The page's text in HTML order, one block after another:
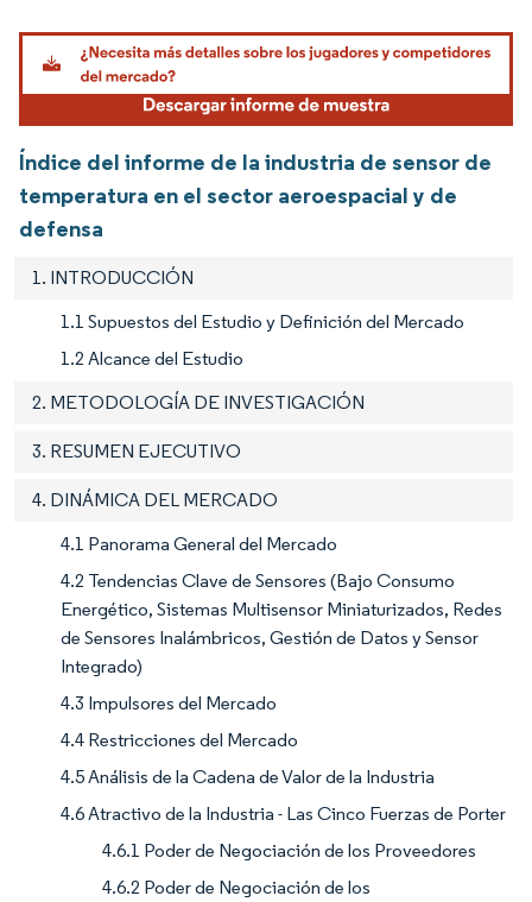
Imagen © Mordor Intelligence. El uso requiere atribución según CC BY 4.0.
Índice del informe de la industria de sensor de
temperatura en el sector aeroespacial y de
defensa
1. INTRODUCCIÓN
1.1 Supuestos del Estudio y Definición del Mercado
1.2 Alcance del Estudio
2. METODOLOGÍA DE INVESTIGACIÓN
3. RESUMEN EJECUTIVO
4. DINÁMICA DEL MERCADO
4.1 Panorama General del Mercado
4.2 Tendencias Clave de Sensores (Bajo Consumo
Energético, Sistemas Multisensor Miniaturizados, Redes
de Sensores Inalámbricos, Gestión de Datos y Sensor
Integrado)
4.3 Impulsores del Mercado
4.4 Restricciones del Mercado
4.5 Análisis de la Cadena de Valor de la Industria
4.6 Atractivo de la Industria - Las Cinco Fuerzas de Porter
4.6.1 Poder de Negociación de los Proveedores
4.6.2 Poder de Negociación de los